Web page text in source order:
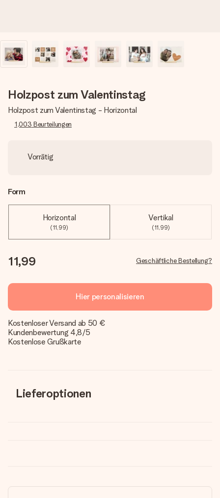
Holzpost zum Valentinstag
Holzpost zum Valentinstag - Horizontal
1,003 Beurteilungen
Vorrätig
Form
Horizontal
(11,99)
Vertikal
(11,99)
11,99 Geschäftliche Bestellung?
Hier personalisieren
Kostenloser Versand ab 50 €
Kundenbewertung 4,8/5
Kostenlose Grußkarte
Lieferoptionen